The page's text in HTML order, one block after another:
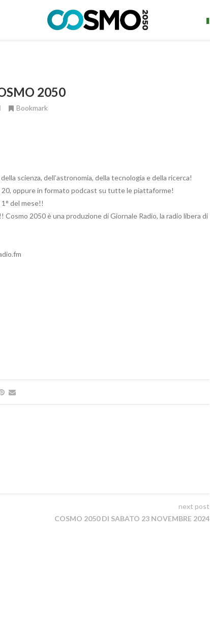
2050
Bookmark
scienza, dell’astronomia, della tecnologia e della ricerca!
20, oppure in formato podcast su tutte le piattaforme!
del mese!!
2050 è una produzione di Giornale Radio, la radio libera di
next post
COSMO 2050 DI SABATO 23 NOVEMBRE 2024